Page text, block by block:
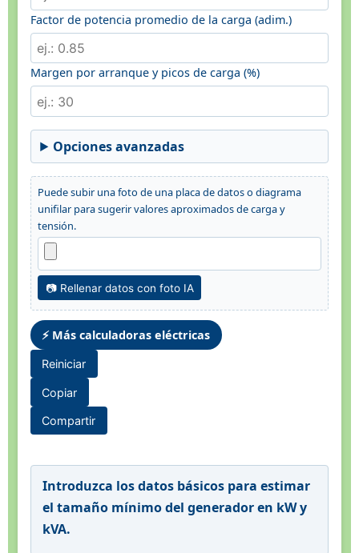
Factor de potencia promedio de la carga (adim.)
Margen por arranque y picos de carga (%)
Opciones avanzadas
Puede subir una foto de una placa de datos o diagrama
unifilar para sugerir valores aproximados de carga y
tensión.
📷 Rellenar datos con foto IA
⚡ Más calculadoras eléctricas
Reiniciar
Copiar
Compartir
Introduzca los datos básicos para estimar
el tamaño mínimo del generador en kW y
kVA.